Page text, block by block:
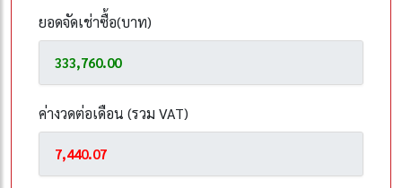
ยอดจัดเช่าซื้อ(บาท)
ค่างวดต่อเดือน (รวม VAT)